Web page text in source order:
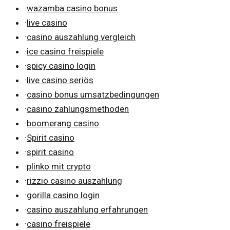
·wazamba casino bonus
·live casino
·casino auszahlung vergleich
·ice casino freispiele
·spicy casino login
·live casino seriös
·casino bonus umsatzbedingungen
·casino zahlungsmethoden
·boomerang casino
·Spirit casino
·spirit casino
·plinko mit crypto
·rizzio casino auszahlung
·gorilla casino login
·casino auszahlung erfahrungen
·casino freispiele